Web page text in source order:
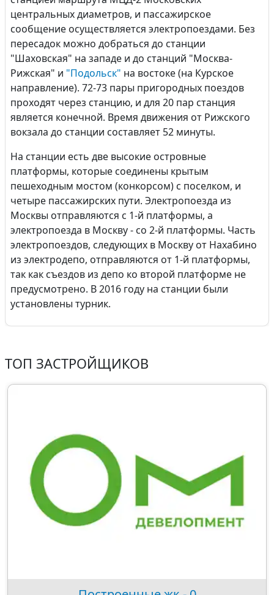
центральных диаметров, и пассажирское
сообщение осуществляется электропоездами. Без
пересадок можно добраться до станции
"Шаховская" на западе и до станций "Москва-
Рижская" и "Подольск" на востоке (на Курское
направление). 72-73 пары пригородных поездов
проходят через станцию, и для 20 пар станция
является конечной. Время движения от Рижского
вокзала до станции составляет 52 минуты.
На станции есть две высокие островные
платформы, которые соединены крытым
пешеходным мостом (конкорсом) с поселком, и
четыре пассажирских пути. Электропоезда из
Москвы отправляются с 1-й платформы, а
электропоезда в Москву - со 2-й платформы. Часть
электропоездов, следующих в Москву от Нахабино
из электродепо, отправляются от 1-й платформы,
так как съездов из депо ко второй платформе не
предусмотрено. В 2016 году на станции были
установлены турник.
ТОП ЗАСТРОЙЩИКОВ